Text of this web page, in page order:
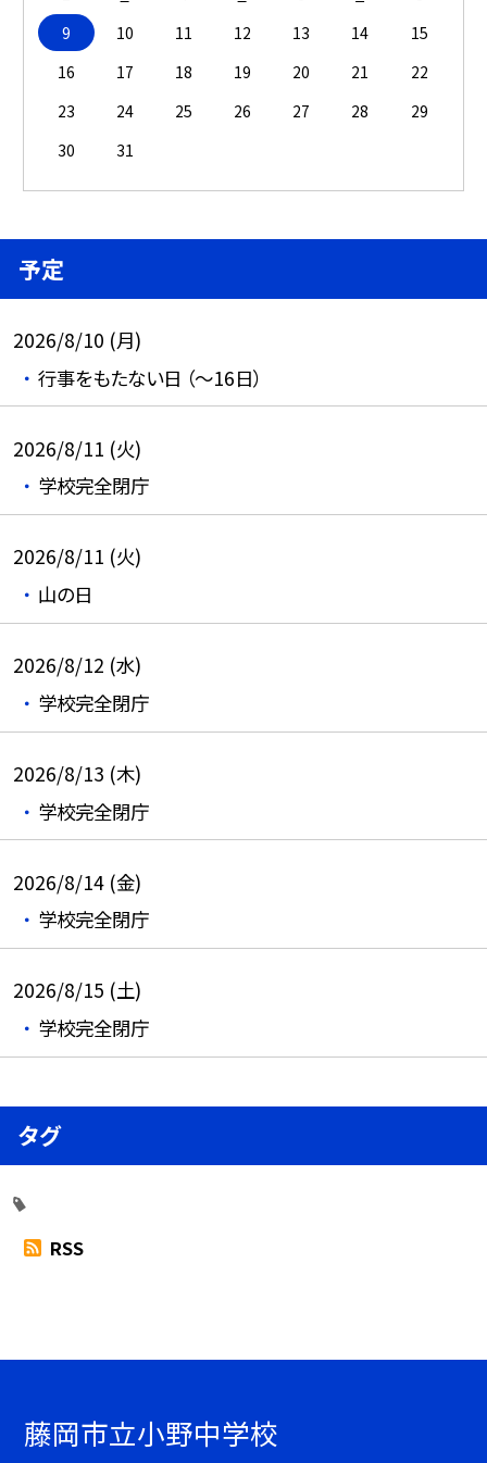
9
10 11 12 13 14
15
16
17 18 19 20 21
22
23
24 25 26 27 28
29
30
31
予定
2026/8/10 (月)
行事をもたない日 （～16日）
2026/8/11 (火)
学校完全閉庁
2026/8/11 (火)
山の日
2026/8/12 (水)
学校完全閉庁
2026/8/13 (木)
学校完全閉庁
2026/8/14 (金)
学校完全閉庁
2026/8/15 (土)
学校完全閉庁
タグ
RSS
藤岡市立小野中学校